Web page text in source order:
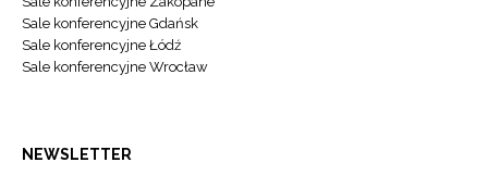
Sale konferencyjne Gdańsk
Sale konferencyjne Łódź
Sale konferencyjne Wrocław
NEWSLETTER